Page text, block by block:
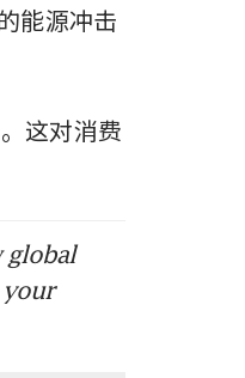
能源冲击
这对消费
global